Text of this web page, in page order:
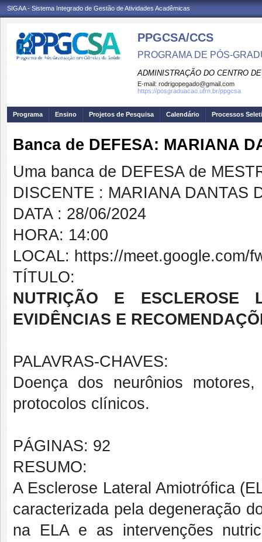
SIGAA - Sistema Integrado de Gestão de Atividades Acadêmicas
PPGCSA/CCS
PROGRAMA DE PÓS-
ADMINISTRAÇÃO DO CENTRO
E-mail: rodrigopegado@gmail.com
https://posgraduacao.ufrn.br/ppgcsa
Programa Ensino Projetos de Pesquisa Calendário Processos
Banca de DEFESA: MARIANA
Uma banca de DEFESA de
DISCENTE : MARIANA DANTAS
DATA : 28/06/2024
HORA: 14:00
LOCAL: https://meet.google.com/
TÍTULO:
NUTRIÇÃO E ESCLEROSE
EVIDÊNCIAS E
PALAVRAS-CHAVES:
Doença dos neurônios
protocolos clínicos.
PÁGINAS: 92
RESUMO:
A Esclerose Lateral Amiotrófica
caracterizada pela degeneração
na ELA e as intervenções